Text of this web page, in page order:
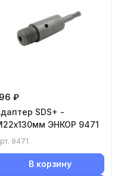
₽
SDS+ -
ЭНКОР 9471
9471
В корзину